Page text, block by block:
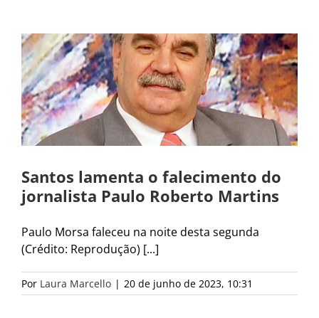
Santos lamenta o falecimento do
jornalista Paulo Roberto Martins
Paulo Morsa faleceu na noite desta segunda
(Crédito: Reprodução) [...]
Por Laura Marcello | 20 de junho de 2023, 10:31